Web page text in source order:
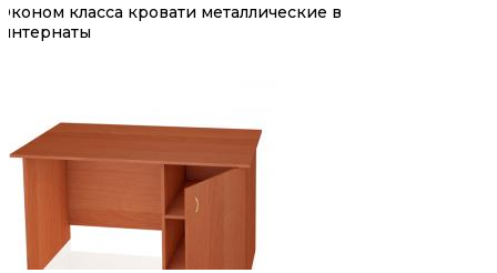
Эконом класса кровати металлические в
интернаты